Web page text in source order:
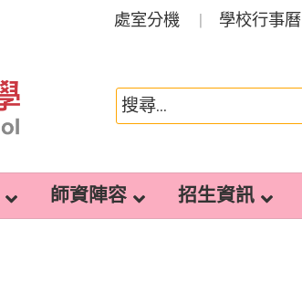
處室分機 學校行事曆
師資陣容 招生資訊